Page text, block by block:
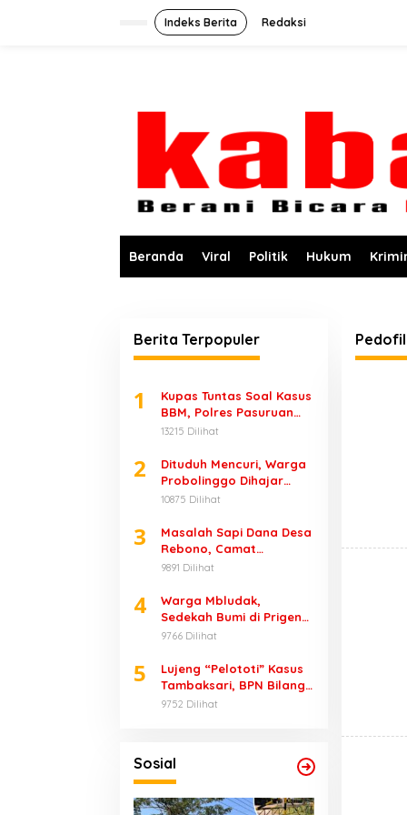
Indeks Berita Redaksi
Beranda Viral Politik Hukum
Berita Terpopuler
1
Kupas Tuntas Soal Kasus
BBM, Polres Pasuruan
Angkat Bicara
13215 Dilihat
2
Dituduh Mencuri, Warga
Probolinggo Dihajar
Massa
10875 Dilihat
3
Masalah Sapi Dana Desa
Rebono, Camat
Wonorejo Bungkam
9891 Dilihat
4
Warga Mbludak,
Sedekah Bumi di Prigen
Renggut 1 Nyawa
9766 Dilihat
5
Lujeng “Pelototi” Kasus
Tambaksari, BPN Bilang
Ketua PPL-nya Adalah
9752 Dilihat
Sosial